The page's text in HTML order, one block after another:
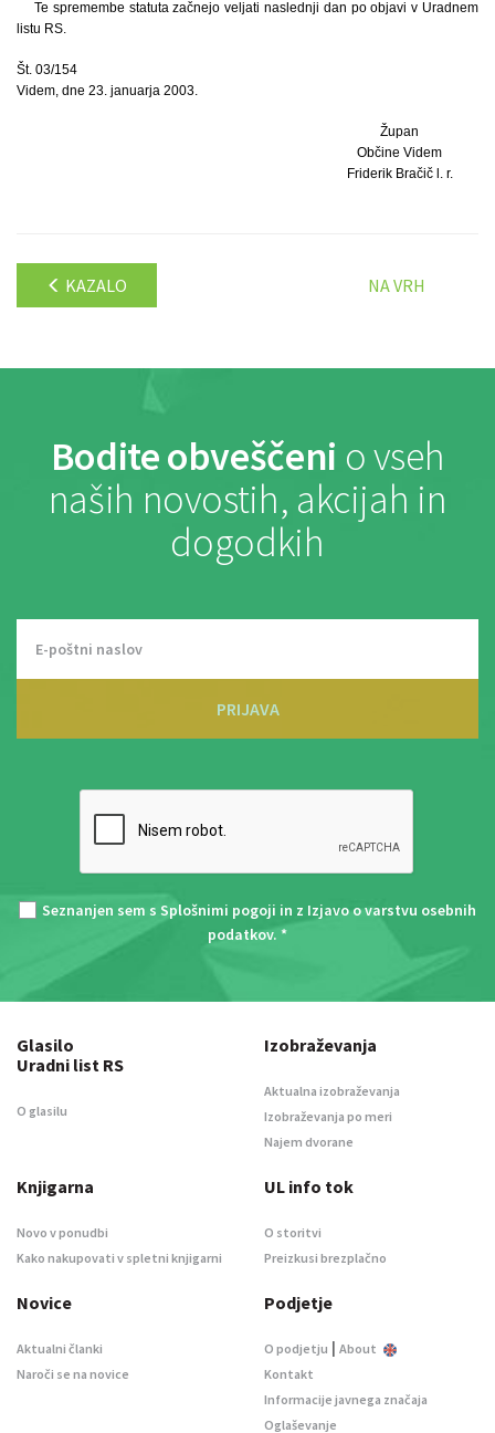
Te spremembe statuta začnejo veljati naslednji dan po objavi v Uradnem
listu RS.
Št. 03/154
Videm, dne 23. januarja 2003.
Župan
Občine Videm
Friderik Bračič l. r.
KAZALO NA VRH
Bodite obveščeni o vseh
naših novostih, akcijah in
dogodkih
PRIJAVA
Seznanjen sem s Splošnimi pogoji in z Izjavo o varstvu osebnih
podatkov. *
Glasilo
Uradni list RS
O glasilu
Izobraževanja
Aktualna izobraževanja
Izobraževanja po meri
Najem dvorane
Knjigarna
Novo v ponudbi
Kako nakupovati v spletni knjigarni
UL info tok
O storitvi
Preizkusi brezplačno
Novice
Aktualni članki
Naroči se na novice
Podjetje
O podjetju | About
Kontakt
Informacije javnega značaja
Oglaševanje